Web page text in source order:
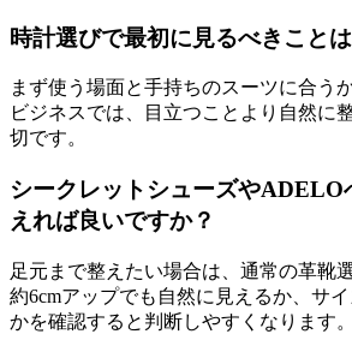
時計選びで最初に見るべきことは
まず使う場面と手持ちのスーツに合う
ビジネスでは、目立つことより自然に
切です。
シークレットシューズやADELO
えれば良いですか？
足元まで整えたい場合は、通常の革靴
約6cmアップでも自然に見えるか、サ
かを確認すると判断しやすくなります。